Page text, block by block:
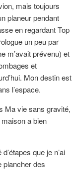
mais toujours
planeur pendant
en regardant Top
un peu par
m’avait prévenu) et
et
Mon destin est
l’espace.
Ma vie sans gravité,
a bien
que je n’ai
plancher des